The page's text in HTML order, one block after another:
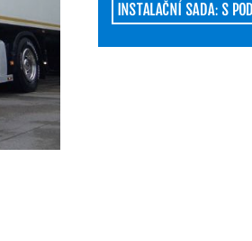
INSTALAČNÍ SADA: S